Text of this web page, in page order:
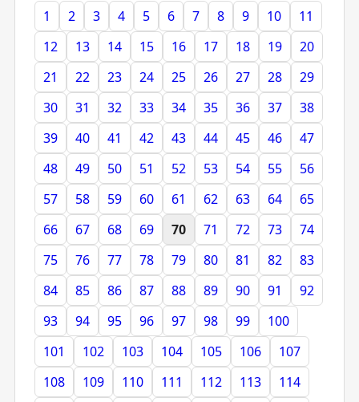
1 2 3 4 5 6 7 8 9 10
11
12
13 14 15 16 17 18 19
20
21
22 23 24 25 26 27 28
29
30
31 32 33 34 35 36 37
38
39
40 41 42 43 44 45 46
47
48
49 50 51 52 53 54 55
56
57
58 59 60 61 62 63 64
65
66
67 68 69 70 71 72 73
74
75
76 77 78 79 80 81 82
83
84
85 86 87 88 89 90 91
92
93
94 95 96 97 98 99
100
101
102 103 104 105 106
107
108
109 110 111 112 113
114